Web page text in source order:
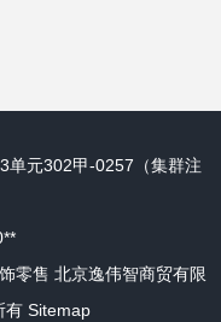
单元302甲-0257（集群注
零售 北京逸伟智商贸有限
有 Sitemap